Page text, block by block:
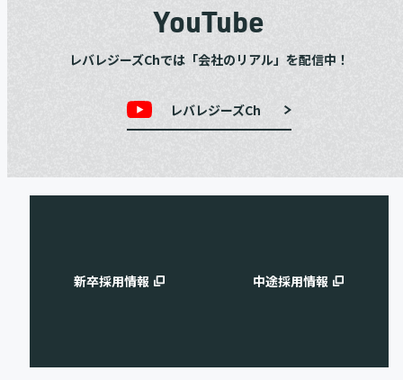
YouTube
レバレジーズChでは「会社のリアル」を配信中！
レバレジーズCh
新卒採用情報 中途採用情報